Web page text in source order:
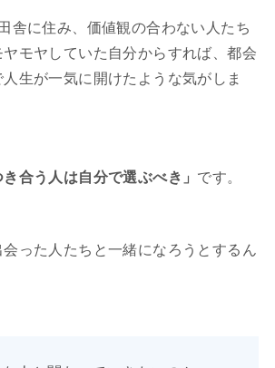
舎に住み、価値観の合わない人たち
モヤしていた自分からすれば、都会
生が一気に開けたような気がしま
き合う人は自分で選ぶべき」 です。
った人たちと一緒になろうとするん